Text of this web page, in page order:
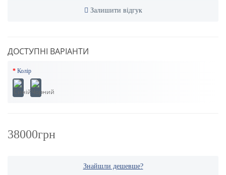
Залишити відгук
ДОСТУПНІ ВАРІАНТИ
Колір
38000грн
Знайшли дешевше?